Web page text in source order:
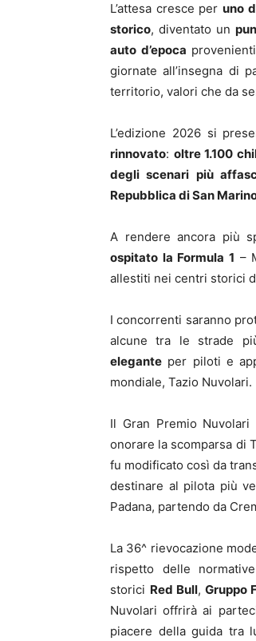
L’attesa cresce peruno
storico, diventato un
auto d’epoca
giornate all’insegna di
territorio, valori che da
L’edizione 2026 si
rinnovato: oltre 1.100
degli scenari più
Repubblica di San
A rendere ancora più
ospitato la Formula 1 –
allestiti nei centri storici
I concorrenti saranno
alcune tra le strade
elegante per piloti e
mondiale, Tazio Nuvolari.
Il Gran Premio
onorare la scomparsa di
fu modificato così da
destinare al pilota più
Padana, partendo da
La 36^ rievocazione
rispetto delle
storici Red Bull, Gruppo
Nuvolari offrirà ai
piacere della guida tra